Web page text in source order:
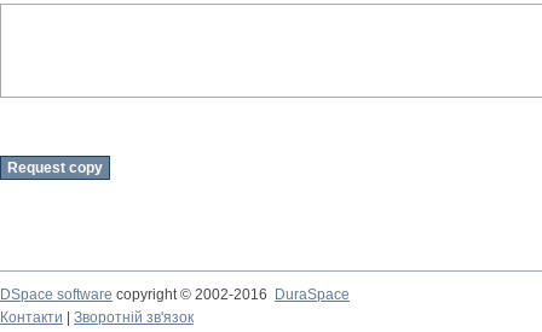
DSpace software copyright © 2002-2016
DuraSpace
Контакти
Зворотній зв'язок